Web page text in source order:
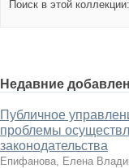
Поиск в этой коллекции:
Недавние
Публичное
проблемы
законодательства
Епифанова, Елена